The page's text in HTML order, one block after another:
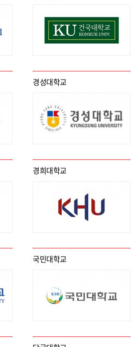
경성대학교
경희대학교
국민대학교